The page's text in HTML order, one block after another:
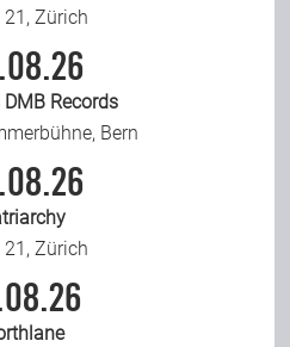
21, Zürich
DMB Records
Bern
21, Zürich